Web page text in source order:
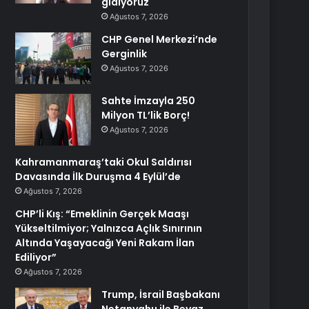
Ağustos 7, 2026
CHP Genel Merkezi’nde
Gerginlik
Ağustos 7, 2026
Sahte İmzayla 250
Milyon TL’lik Borç!
Ağustos 7, 2026
Kahramanmaraş’taki Okul Saldırısı
Davasında İlk Duruşma 4 Eylül’de
Ağustos 7, 2026
CHP’li Kış: “Emeklinin Gerçek Maaşı
Yükseltilmiyor; Yalnızca Açlık Sınırının
Altında Yaşayacağı Yeni Rakam İlan
Ediliyor”
Ağustos 7, 2026
Trump, İsrail Başbakanı